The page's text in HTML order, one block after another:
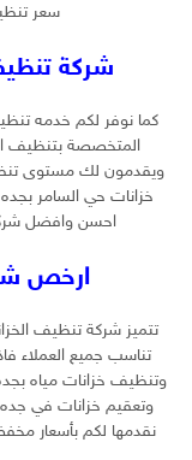
سعر
شركة
كما نوفر لكم خدمه
المتخصصة بتنظيف
ويقدمون لك مستوى
خزانات حي السامر
احسن وافضل
ارخص
تتميز شركة تنظيف
تناسب جميع العملاء
وتنظيف خزانات مياه
وتعقيم خزانات في جده
نقدمها لكم بأسعار